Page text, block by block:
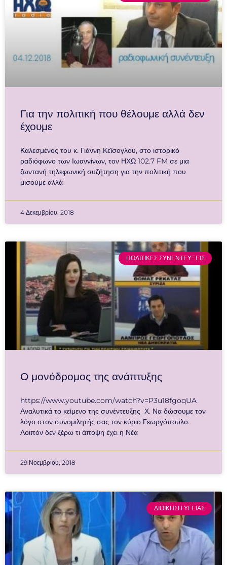
Για την πολιτική που θέλουμε αλλά δεν
έχουμε
Καλεσμένος του κ. Γιάννη Κεϊσογλου, στο ιστορικό
ραδιόφωνο των Ιωαννίνων, τον ΗΧΩ 102.7 FM σε μια
ζωντανή τηλεφωνική συζήτηση για την πολιτική που
μισούμε αλλά
4 Δεκεμβρίου, 2018
ΠΟΛΙΤΙΚΕΣ ΣΥΝΕΝΤΕΥΞΕΙΣ
Ο μονόδρομος της ανάπτυξης
https://www.youtube.com/watch?v=P3u18fgoqUA
Αναλυτικά το κείμενο της συνέντευξης Χ. Να δώσουμε τον
λόγο στον συνομιλητής σας τον κύριο Γεωργόπουλο.
Λοιπόν δεν ξέρω τι άποψη έχει η Νέα
29 Νοεμβρίου, 2018
ΔΙΟΙΚΗΣΗ ΥΓΕΙΑΣ